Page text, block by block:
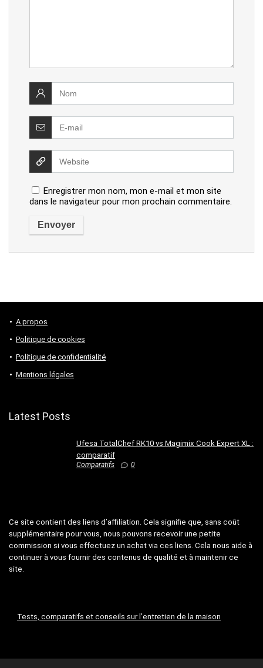
Enregistrer mon nom, mon e-mail et mon site
dans le navigateur pour mon prochain commentaire.
A propos
Politique de cookies
Politique de confidentialité
Mentions légales
Latest Posts
Ufesa TotalChef RK10 vs Magimix Cook Expert XL :
comparatif
Comparatifs 0
Ce site contient des liens d’affiliation. Cela signifie que, sans coût
supplémentaire pour vous, nous pouvons recevoir une petite
commission si vous effectuez un achat via ces liens. Cela nous aide à
continuer à vous fournir des contenus de qualité et à maintenir ce
site.
Tests, comparatifs et conseils sur l’entretien de la maison